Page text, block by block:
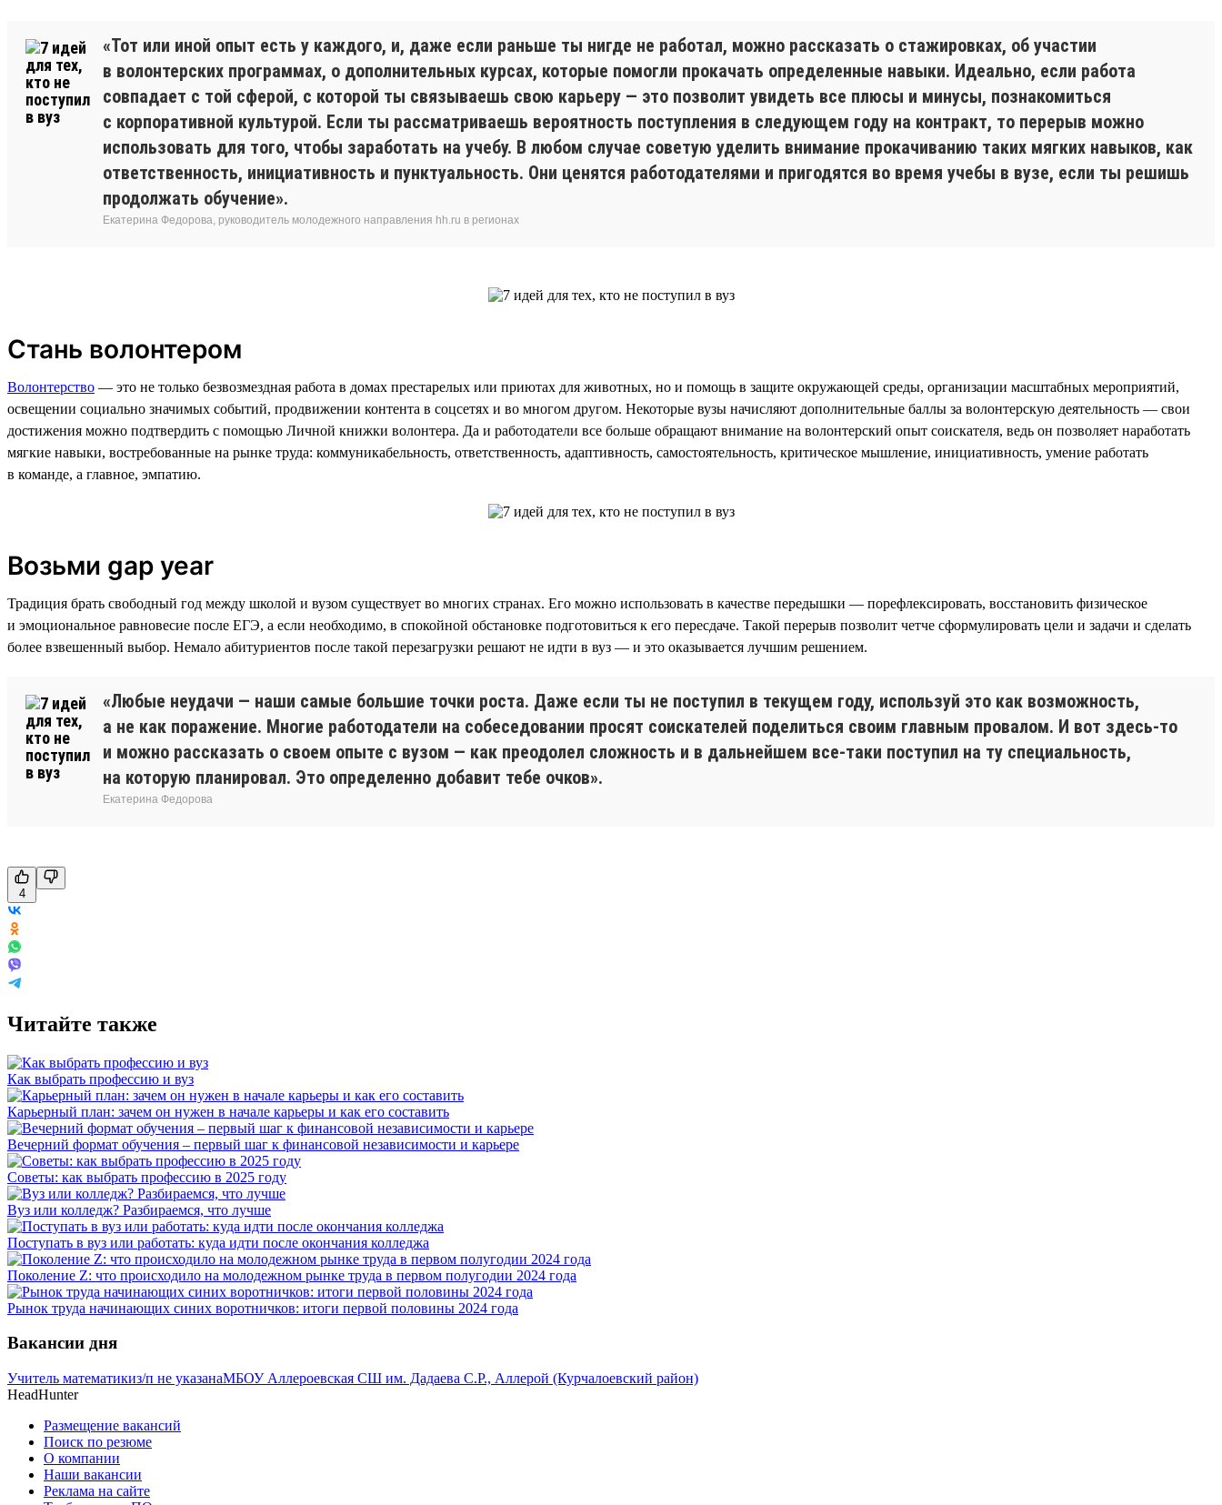
«Тот или иной опыт есть у каждого, и, даже если раньше ты нигде не работал, можно рассказать о стажировках, об участии
в волонтерских программах, о дополнительных курсах, которые помогли прокачать определенные навыки. Идеально, если работа
совпадает с той сферой, с которой ты связываешь свою карьеру — это позволит увидеть все плюсы и минусы, познакомиться
с корпоративной культурой. Если ты рассматриваешь вероятность поступления в следующем году на контракт, то перерыв можно
использовать для того, чтобы заработать на учебу. В любом случае советую уделить внимание прокачиванию таких мягких навыков, как
ответственность, инициативность и пунктуальность. Они ценятся работодателями и пригодятся во время учебы в вузе, если ты решишь
продолжать обучение».
Екатерина Федорова, руководитель молодежного направления hh.ru в регионах
Стань волонтером
Волонтерство — это не только безвозмездная работа в домах престарелых или приютах для животных, но и помощь в защите окружающей среды, организации масштабных мероприятий,
освещении социально значимых событий, продвижении контента в соцсетях и во многом другом. Некоторые вузы начисляют дополнительные баллы за волонтерскую деятельность — свои
достижения можно подтвердить с помощью Личной книжки волонтера. Да и работодатели все больше обращают внимание на волонтерский опыт соискателя, ведь он позволяет наработать
мягкие навыки, востребованные на рынке труда: коммуникабельность, ответственность, адаптивность, самостоятельность, критическое мышление, инициативность, умение работать
в команде, а главное, эмпатию.
Возьми gap year
Традиция брать свободный год между школой и вузом существует во многих странах. Его можно использовать в качестве передышки — порефлексировать, восстановить физическое
и эмоциональное равновесие после ЕГЭ, а если необходимо, в спокойной обстановке подготовиться к его пересдаче. Такой перерыв позволит четче сформулировать цели и задачи и сделать
более взвешенный выбор. Немало абитуриентов после такой перезагрузки решают не идти в вуз — и это оказывается лучшим решением.
«Любые неудачи — наши самые большие точки роста. Даже если ты не поступил в текущем году, используй это как возможность,
а не как поражение. Многие работодатели на собеседовании просят соискателей поделиться своим главным провалом. И вот здесь-то
и можно рассказать о своем опыте с вузом — как преодолел сложность и в дальнейшем все-таки поступил на ту специальность,
на которую планировал. Это определенно добавит тебе очков».
Екатерина Федорова
4
Читайте также
Как выбрать профессию и вуз
Карьерный план: зачем он нужен в начале карьеры и как его составить
Вечерний формат обучения – первый шаг к финансовой независимости и карьере
Советы: как выбрать профессию в 2025 году
Вуз или колледж? Разбираемся, что лучше
Поступать в вуз или работать: куда идти после окончания колледжа
Поколение Z: что происходило на молодежном рынке труда в первом полугодии 2024 года
Рынок труда начинающих синих воротничков: итоги первой половины 2024 года
Вакансии дня
Учитель математикиз/п не указанаМБОУ Аллероевская СШ им. Дадаева С.Р., Аллерой (Курчалоевский район)
HeadHunter
Размещение вакансий
Поиск по резюме
О компании
Наши вакансии
Реклама на сайте